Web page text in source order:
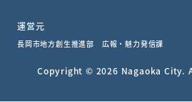
運営元
長岡市地方創生推進部 広報・魅力発信課
Copyright © 2026 Nagaoka City.